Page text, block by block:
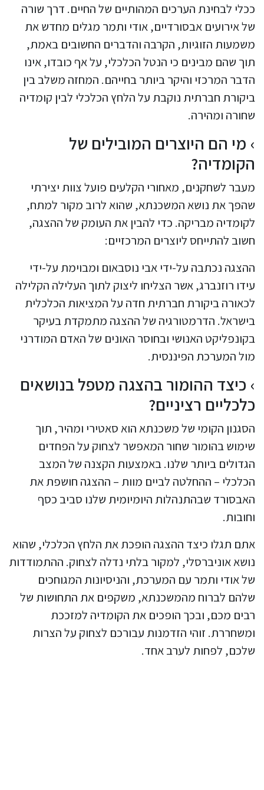
ככלי לבחינת הערכים המהותיים של החיים. דרך שורה
של אירועים אבסורדיים, אודי ותמר מגלים מחדש את
משמעות הזוגיות, הקרבה והדברים החשובים באמת,
תוך שהם מבינים כי הנטל הכלכלי, על אף כובדו, אינו
הדבר המרכזי והיקר ביותר בחייהם. המחזה משלב בין
ביקורת חברתית נוקבת על הלחץ הכלכלי לבין קומדיה
שחורה ומהירה.
מי הם היוצרים המובילים של
הקומדיה?
מעבר לשחקנים, מאחורי הקלעים פועל צוות יצירתי
שהפך את נושא המשכנתא, שהוא לרוב מקור למתח,
לקומדיה מבריקה. כדי להבין את העומק של ההצגה,
חשוב להתייחס ליוצרים המרכזיים:
ההצגה נכתבה על-ידי אבי נוסבאום ומבוימת על-ידי
עידו רוזנברג, אשר הצליחו ליצוק לתוך העלילה הקלילה
לכאורה ביקורת חברתית חדה על המציאות הכלכלית
בישראל. הדרמטורגיה של ההצגה מתמקדת בעיקר
בקונפליקט האנושי ובחוסר האונים של האדם המודרני
מול המערכת הפיננסית.
כיצד ההומור בהצגה מטפל בנושאים
כלכליים רציניים?
הסגנון הקומי של משכנתא הוא סאטירי ומהיר, תוך
שימוש בהומור שחור המאפשר לצחוק על הפחדים
הגדולים ביותר שלנו. באמצעות הקצנה של המצב
הכלכלי – ההחלטה לביים מוות – ההצגה חושפת את
האבסורד שבהתנהלות היומיומית שלנו סביב כסף
וחובות.
אתם תגלו כיצד ההצגה הופכת את הלחץ הכלכלי, שהוא
נושא אוניברסלי, למקור בלתי נדלה לצחוק. ההתמודדות
של אודי ותמר עם המערכת, והניסיונות המגוחכים
שלהם לברוח מהמשכנתא, משקפים את התחושות של
רבים מכם, ובכך הופכים את הקומדיה למזככת
ומשחררת. זוהי הזדמנות עבורכם לצחוק על הצרות
שלכם, לפחות לערב אחד.